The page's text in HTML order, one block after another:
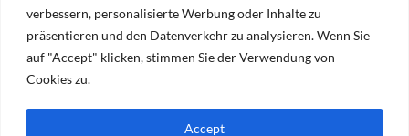
verbessern, personalisierte Werbung oder Inhalte zu
präsentieren und den Datenverkehr zu analysieren. Wenn Sie
auf "Accept" klicken, stimmen Sie der Verwendung von
Cookies zu.
Accept
Copyright © 2026Musikverein "Harmonie" Gondelsheim e.V.. Alle Rechte
von ThemeGrill. Powered by: